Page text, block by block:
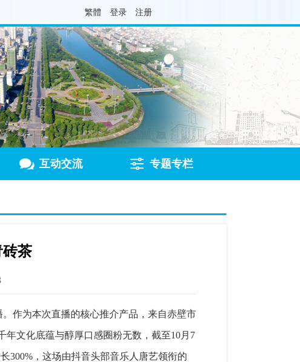
繁體 登录 注册
互动交流 专题专栏
茶
作为本次直播的核心推介产品，来自赤壁市
年文化底蕴与醇厚口感圈粉无数，截至10月7
300%，这场由抖音头部音乐人唐艺领衔的